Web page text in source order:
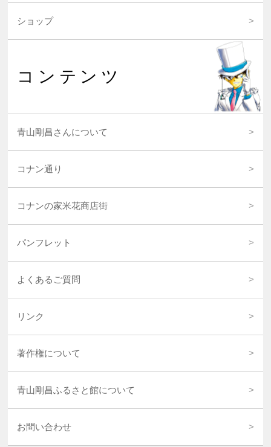
ショップ
コンテンツ
青山剛昌さんについて
コナン通り
コナンの家米花商店街
パンフレット
よくあるご質問
リンク
著作権について
青山剛昌ふるさと館について
お問い合わせ